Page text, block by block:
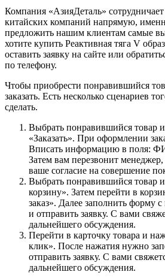
Компания «АзияДеталь»
китайских компаний напрямую,
предложить нашим клиентам самые
хотите купить Реактивная тяга V
оставить заявку на сайте или
по телефону.
Чтобы приобрести понравившийся
заказать. Есть несколько сценариев
сделать.
Выбрать понравившийся товар
«Заказать». При оформлении
Вписать информацию в поля:
Затем вам перезвонит
ваше согласие на совершение
Выбрать понравившийся товар
корзину». Затем перейти в
заказ». Далее заполнить форму
и отправить заявку. С вами
дальнейшего обсуждения.
Перейти в карточку товара и
клик». После нажатия нужно
отправить заявку. С вами
дальнейшего обсуждения.